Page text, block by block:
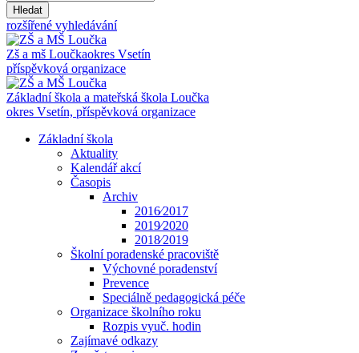
Hledat
rozšířené vyhledávání
Zš a mš Loučkaokres Vsetín
příspěvková organizace
Základní škola a mateřská škola Loučka
okres Vsetín, příspěvková organizace
Základní škola
Aktuality
Kalendář akcí
Časopis
Archiv
2016⁄2017
2019⁄2020
2018⁄2019
Školní poradenské pracoviště
Výchovné poradenství
Prevence
Speciálně pedagogická péče
Organizace školního roku
Rozpis vyuč. hodin
Zajímavé odkazy